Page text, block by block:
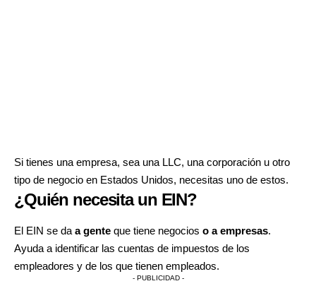
Si tienes una empresa, sea una LLC, una corporación u otro
tipo de negocio en Estados Unidos, necesitas uno de estos.
¿Quién necesita un EIN?
El EIN se da a gente que tiene negocios o a empresas.
Ayuda a identificar las cuentas de impuestos de los
empleadores y de los que tienen empleados.
- PUBLICIDAD -